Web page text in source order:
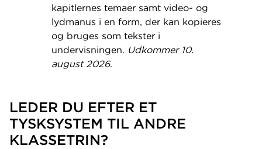
kapitlernes temaer samt video- og
lydmanus i en form, der kan kopieres
og bruges som tekster i
undervisningen. Udkommer 10.
august 2026.
LEDER DU EFTER ET
TYSKSYSTEM TIL ANDRE
KLASSETRIN?